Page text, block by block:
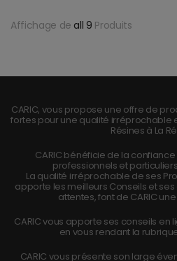
Affichage de all 9 Produits
CARIC, vous propose une offre de
fortes pour une qualité irréprochable
Résines à La
CARIC bénéficie de la
professionnels et
La qualité irréprochable de ses
apporte les meilleurs Conseils et
attentes, font de CARIC
CARIC vous apporte ses conseils en
en vous rendant la
CARIC vous présente son large